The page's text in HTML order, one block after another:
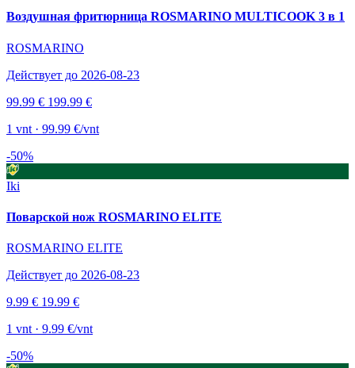
Воздушная фритюрница ROSMARINO MULTICOOK 3 в 1
ROSMARINO
Действует до 2026-08-23
99.99 € 199.99 €
1 vnt · 99.99 €/vnt
-50%
Iki
Поварской нож ROSMARINO ELITE
ROSMARINO ELITE
Действует до 2026-08-23
9.99 € 19.99 €
1 vnt · 9.99 €/vnt
-50%